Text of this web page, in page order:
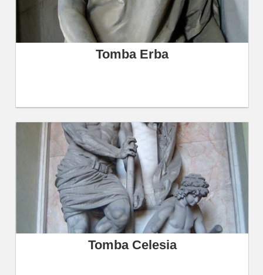
Tomba Erba
Tomba Celesia